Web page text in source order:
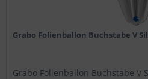
Grabo Folienballon Buchstabe V
Grabo Folienballon Buchstabe V